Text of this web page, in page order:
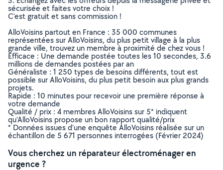
sécurisée et faites votre choix !
C’est gratuit et sans commission !
AlloVoisins partout en France : 35 000 communes
représentées sur AlloVoisins, du plus petit village à la plus
grande ville, trouvez un membre à proximité de chez vous !
Efficace : Une demande postée toutes les 10 secondes, 3.6
millions de demandes postées par an
Généraliste : 1 250 types de besoins différents, tout est
possible sur AlloVoisins, du plus petit besoin aux plus grands
projets.
Rapide : 10 minutes pour recevoir une première réponse à
votre demande
Qualité / prix : 4 membres AlloVoisins sur 5* indiquent
qu’AlloVoisins propose un bon rapport qualité/prix
* Données issues d’une enquête AlloVoisins réalisée sur un
échantillon de 5 671 personnes interrogées (Février 2024)
Vous cherchez un réparateur électroménager en
urgence ?